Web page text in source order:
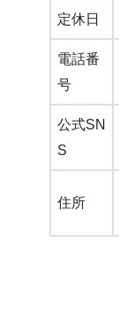
定休日
電話番
号
公式SN
S
住所